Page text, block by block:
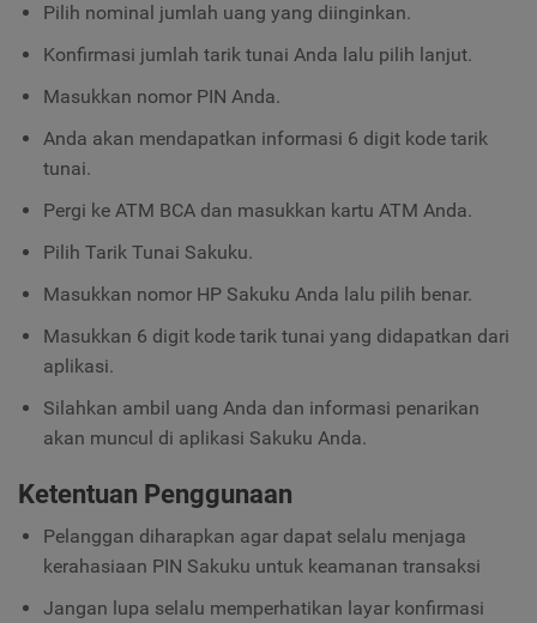
Pilih nominal jumlah uang yang diinginkan.
Konfirmasi jumlah tarik tunai Anda lalu pilih lanjut.
Masukkan nomor PIN Anda.
Anda akan mendapatkan informasi 6 digit kode tarik
tunai.
Pergi ke ATM BCA dan masukkan kartu ATM Anda.
Pilih Tarik Tunai Sakuku.
Masukkan nomor HP Sakuku Anda lalu pilih benar.
Masukkan 6 digit kode tarik tunai yang didapatkan dari
aplikasi.
Silahkan ambil uang Anda dan informasi penarikan
akan muncul di aplikasi Sakuku Anda.
Ketentuan Penggunaan
Pelanggan diharapkan agar dapat selalu menjaga
kerahasiaan PIN Sakuku untuk keamanan transaksi
Jangan lupa selalu memperhatikan layar konfirmasi